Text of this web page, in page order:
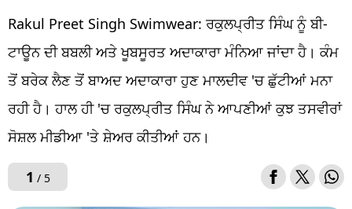
Rakul Preet Singh Swimwear: ਰਕੁਲਪ੍ਰੀਤ ਸਿੰਘ ਨੂੰ ਬੀ-
ਟਾਊਨ ਦੀ ਬਬਲੀ ਅਤੇ ਖੂਬਸੂਰਤ ਅਦਾਕਾਰਾ ਮੰਨਿਆ ਜਾਂਦਾ ਹੈ। ਕੰਮ
ਤੋਂ ਬਰੇਕ ਲੈਣ ਤੋਂ ਬਾਅਦ ਅਦਾਕਾਰਾ ਹੁਣ ਮਾਲਦੀਵ 'ਚ ਛੁੱਟੀਆਂ ਮਨਾ
ਰਹੀ ਹੈ। ਹਾਲ ਹੀ 'ਚ ਰਕੁਲਪ੍ਰੀਤ ਸਿੰਘ ਨੇ ਆਪਣੀਆਂ ਕੁਝ ਤਸਵੀਰਾਂ
ਸੋਸ਼ਲ ਮੀਡੀਆ 'ਤੇ ਸ਼ੇਅਰ ਕੀਤੀਆਂ ਹਨ।
1 / 5